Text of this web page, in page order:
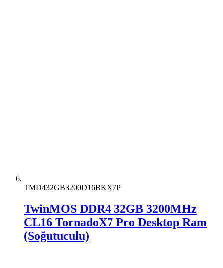
TMD432GB3200D16BKX7P
TwinMOS DDR4 32GB 3200MHz
CL16 TornadoX7 Pro Desktop Ram
(Soğutuculu)